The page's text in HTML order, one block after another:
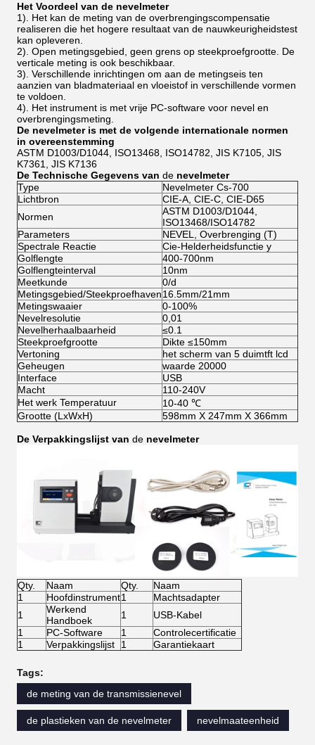
Het Voordeel van de nevelmeter
1). Het kan de meting van de overbrengingscompensatie
realiseren die het hogere resultaat van de nauwkeurigheidstest
kan opleveren.
2). Open metingsgebied, geen grens op steekproefgrootte. De
verticale meting is ook beschikbaar.
3). Verschillende inrichtingen om aan de metingseis ten
aanzien van bladmateriaal en vloeistof in verschillende vormen
te voldoen.
4). Het instrument is met vrije PC-software voor nevel en
overbrengingsmeting.
De nevelmeter is met de volgende internationale normen
in overeenstemming
ASTM D1003/D1044, ISO13468, ISO14782, JIS K7105, JIS
K7361, JIS K7136
De Technische Gegevens van de nevelmeter
Type
Nevelmeter Cs-700
Lichtbron
CIE-A, CIE-C, CIE-D65
Normen
ASTM D1003/D1044,
ISO13468/ISO14782
Parameters
NEVEL, Overbrenging (T)
Spectrale Reactie
Cie-Helderheidsfunctie y
Golflengte
400-700nm
Golflengteinterval
10nm
Meetkunde
0/d
Metingsgebied/Steekproefhaven16.5mm/21mm
Metingswaaier
0-100%
Nevelresolutie
0,01
Nevelherhaalbaarheid
≤0.1
Steekproefgrootte
Dikte ≤150mm
Vertoning
het scherm van 5 duimtft lcd
Geheugen
waarde 20000
Interface
USB
Macht
110-240V
Het werk Temperatuur
10-40 ℃
Grootte (LxWxH)
598mm X 247mm X 366mm
De Verpakkingslijst van de nevelmeter
Qty. Naam Qty.
Naam
1
Hoofdinstrument1
Machtsadapter
1
Werkend
Handboek
1
USB-Kabel
1
PC-Software 1
Controlecertificatie
1
Verpakkingslijst 1 Garantiekaart
Tags:
de meting van de transmissienevel
de plastieken van de nevelmeter nevelmaateenheid